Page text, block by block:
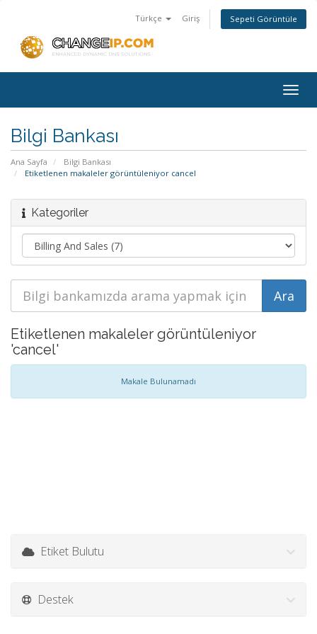
Türkçe Giriş Sepeti Görüntüle
Bilgi Bankası
Ana Sayfa
Bilgi Bankası
Etiketlenen makaleler görüntüleniyor cancel
Kategoriler
Etiketlenen makaleler görüntüleniyor
'cancel'
Makale Bulunamadı
Etiket Bulutu
Destek